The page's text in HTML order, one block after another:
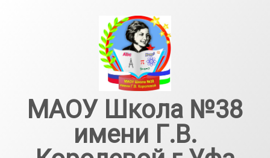
МАОУ Школа №38
имени Г.В.